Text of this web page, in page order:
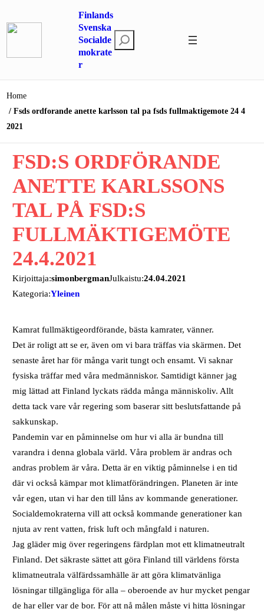
till
Finlands
Svenska
Socialde
mokrate
r
ö
Home
Fsds ordforande anette karlsson tal pa fsds fullmaktigemote 24 4
2021
FSD:S ORDFÖRANDE
ANETTE KARLSSONS
TAL PÅ FSD:S
FULLMÄKTIGEMÖTE
24.4.2021
Kirjoittaja:simonbergmanJulkaistu:24.04.2021
Kategoria:Yleinen
Kamrat fullmäktigeordförande, bästa kamrater, vänner.
Det är roligt att se er, även om vi bara träffas via skärmen. Det
senaste året har för många varit tungt och ensamt. Vi saknar
fysiska träffar med våra medmänniskor. Samtidigt känner jag
mig lättad att Finland lyckats rädda många människoliv. Allt
detta tack vare vår regering som baserar sitt beslutsfattande på
sakkunskap.
Pandemin var en påminnelse om hur vi alla är bundna till
varandra i denna globala värld. Våra problem är andras och
andras problem är våra. Detta är en viktig påminnelse i en tid
där vi också kämpar mot klimatförändringen. Planeten är inte
vår egen, utan vi har den till låns av kommande generationer.
Socialdemokraterna vill att också kommande generationer kan
njuta av rent vatten, frisk luft och mångfald i naturen.
Jag gläder mig över regeringens färdplan mot ett klimatneutralt
Finland. Det säkraste sättet att göra Finland till världens första
klimatneutrala välfärdssamhälle är att göra klimatvänliga
lösningar tillgängliga för alla – oberoende av hur mycket pengar
de har eller var de bor. För att nå målen måste vi hitta lösningar